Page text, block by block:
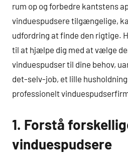
rum op og forbedre kantstens
vinduespudsere tilgængelige,
udfordring at finde den rigtige.
til at hjælpe dig med at vælge
vinduespudser til dine behov,
det-selv-job, et lille
professionelt
1. Forstå
vinduespudsere